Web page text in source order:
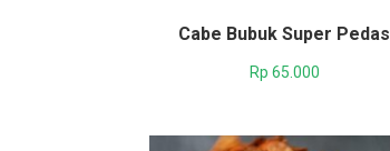
Cabe Bubuk Super Pedas
Rp 65.000